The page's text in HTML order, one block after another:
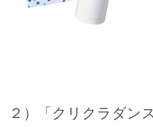
２）「クリクラダ